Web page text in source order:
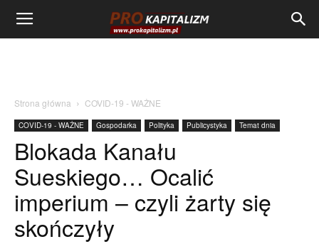
Strona główna COVID-19 - WAŻNE
COVID-19 - WAŻNE Gospodarka Polityka Publicystyka Temat dnia
Blokada Kanału
Sueskiego… Ocalić
imperium – czyli żarty się
skończyły